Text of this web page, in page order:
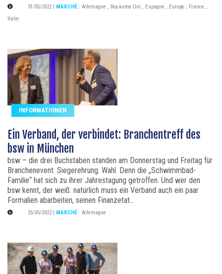
31/05/2022 MARCHÉ : Allemagne , Royaume Uni , Espagne , Europe , France ,
Italie
INFORMATIONEN
Ein Verband, der verbindet: Branchentreff des
bsw in München
bsw – die drei Buchstaben standen am Donnerstag und Freitag für
Branchenevent. Siegerehrung. Wahl. Denn die „Schwimmbad-
Familie“ hat sich zu ihrer Jahrestagung getroffen. Und wer den
bsw kennt, der weiß: natürlich muss ein Verband auch ein paar
Formalien abarbeiten, seinen Finanzetat...
25/05/2022 MARCHÉ : Allemagne